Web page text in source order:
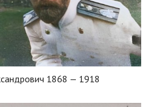
1868 — 1918